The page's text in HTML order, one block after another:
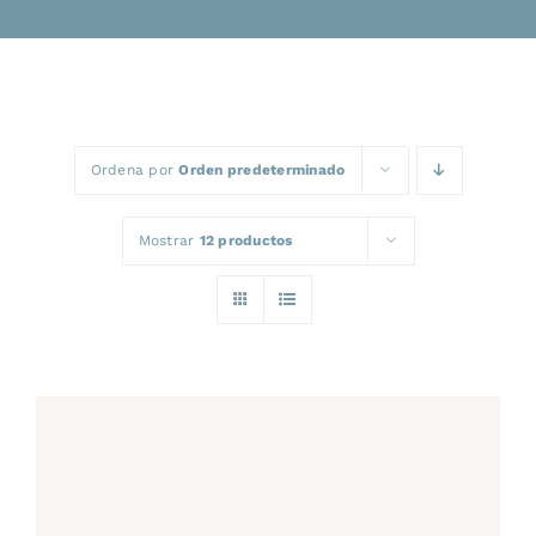
Ordena porOrden predeterminado
Mostrar 12 productos